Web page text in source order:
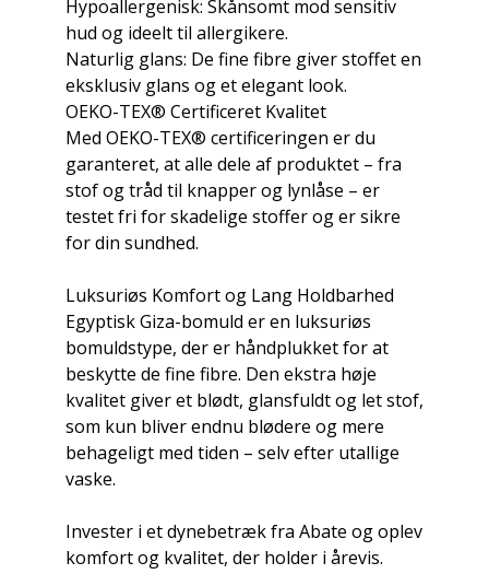
Hypoallergenisk: Skånsomt mod sensitiv
hud og ideelt til allergikere.
Naturlig glans: De fine fibre giver stoffet en
eksklusiv glans og et elegant look.
OEKO-TEX® Certificeret Kvalitet
Med OEKO-TEX® certificeringen er du
garanteret, at alle dele af produktet – fra
stof og tråd til knapper og lynlåse – er
testet fri for skadelige stoffer og er sikre
for din sundhed.
Luksuriøs Komfort og Lang Holdbarhed
Egyptisk Giza-bomuld er en luksuriøs
bomuldstype, der er håndplukket for at
beskytte de fine fibre. Den ekstra høje
kvalitet giver et blødt, glansfuldt og let stof,
som kun bliver endnu blødere og mere
behageligt med tiden – selv efter utallige
vaske.
Invester i et dynebetræk fra Abate og oplev
komfort og kvalitet, der holder i årevis.